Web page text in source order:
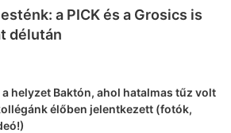
a PICK és a Grosics is
délután
a helyzet Baktón, ahol hatalmas tűz volt
élőben jelentkezett (fotók,